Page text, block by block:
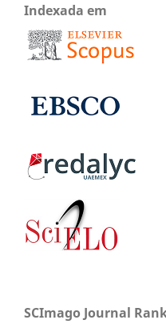
Indexada em
SCImago Journal